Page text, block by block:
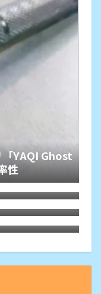
YAQI Ghost
性
クセル互換
レット商
研ぎ器として
PRO
ソリホルダ